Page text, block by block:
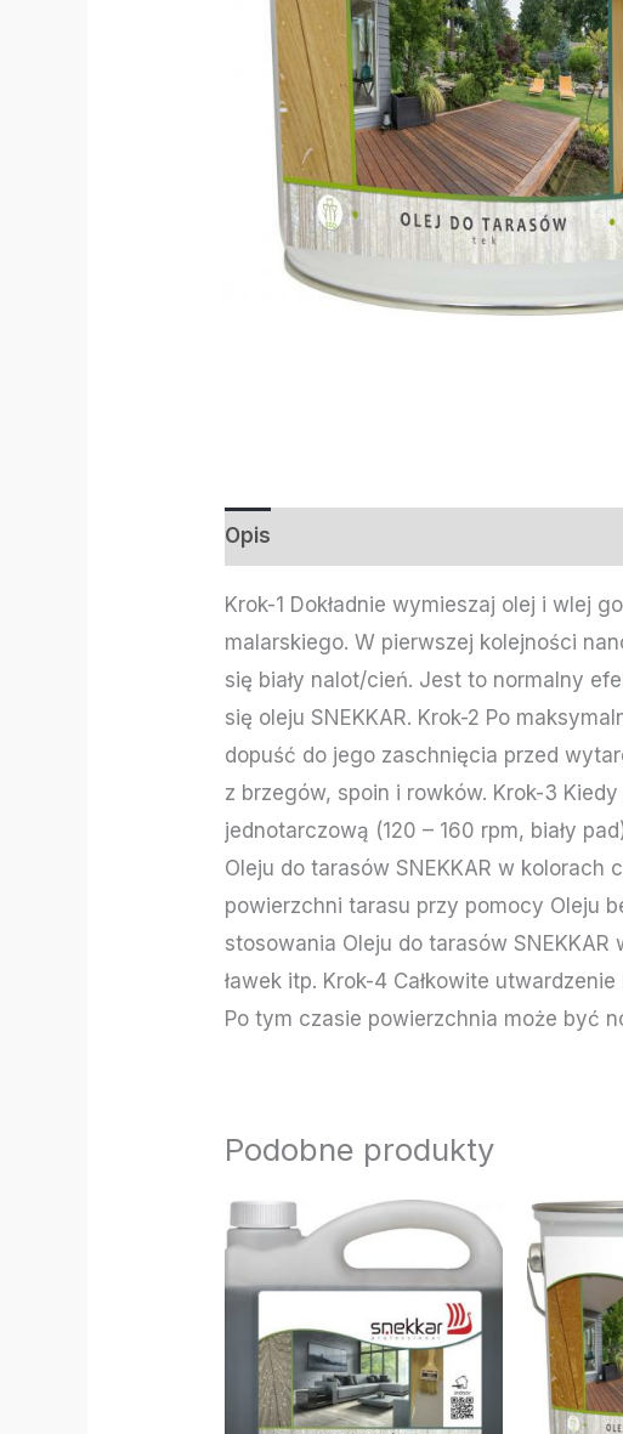
Opis
Krok-1 Dokładnie wymieszaj olej i wlej
malarskiego. W pierwszej kolejności
się biały nalot/cień. Jest to normalny
się oleju SNEKKAR. Krok-2 Po
dopuść do jego zaschnięcia przed
z brzegów, spoin i rowków. Krok-3
jednotarczową (120 – 160 rpm, biały
Oleju do tarasów SNEKKAR w
powierzchni tarasu przy pomocy Oleju
stosowania Oleju do tarasów
ławek itp. Krok-4 Całkowite
Po tym czasie powierzchnia może być
Podobne produkty